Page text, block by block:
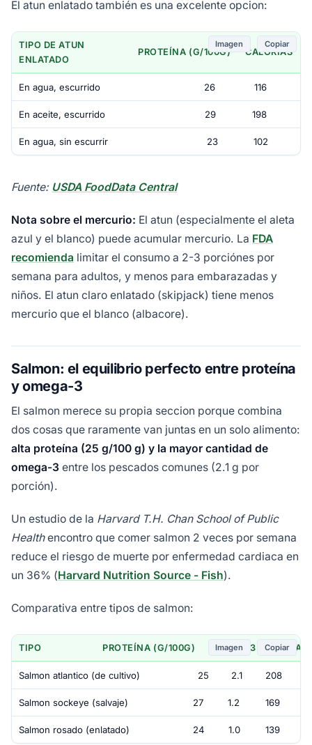
El atun enlatado también es una excelente opcion:
TIPO DE ATUN
ENLATADO
PROTEÍNA (G/100G) CALORÍAS
En agua, escurrido 26 116
En aceite, escurrido 29 198
En agua, sin escurrir 23 102
Copiar
Imagen
Fuente: USDA FoodData Central
Nota sobre el mercurio: El atun (especialmente el aleta
azul y el blanco) puede acumular mercurio. La FDA
recomienda limitar el consumo a 2-3 porciónes por
semana para adultos, y menos para embarazadas y
niños. El atun claro enlatado (skipjack) tiene menos
mercurio que el blanco (albacore).
Salmon: el equilibrio perfecto entre proteína
y omega-3
El salmon merece su propia seccion porque combina
dos cosas que raramente van juntas en un solo alimento:
alta proteína (25 g/100 g) y la mayor cantidad de
omega-3 entre los pescados comunes (2.1 g por
porción).
Un estudio de la Harvard T.H. Chan School of Public
Healthencontro que comer salmon 2 veces por semana
reduce el riesgo de muerte por enfermedad cardiaca en
un 36% (Harvard Nutrition Source - Fish).
Comparativa entre tipos de salmon:
TIPO PROTEÍNA (G/100G) OMEGA-3 (G)
Salmon atlantico (de cultivo) 25 2.1 208
Salmon sockeye (salvaje) 27 1.2 169
Salmon rosado (enlatado) 24 1.0 139
Copiar
Imagen